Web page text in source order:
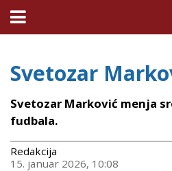
Svetozar
Svetozar Marković menja
fudbala.
Redakcija
15. januar 2026, 10:08